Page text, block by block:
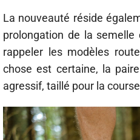
La nouveauté réside
prolongation de la semelle
rappeler les modèles
chose est certaine, la
agressif, taillé pour la